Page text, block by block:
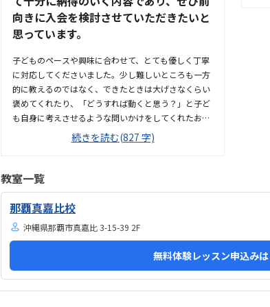
向きに入会を検討させていただきたいと
思っています。
子どものペースや興味に合わせて、とても優しく丁寧
に対応してくださいました。少し難しいところも一方
的に教えるのではなく、できたときは大げさなくらい
褒めてくれたり、「どうすれば動くと思う？」と子ど
も自身に考えさせるような問いかけをしてくれたおか
げで、終始楽しそうに、夢中になって取り組んでいま
した。人見知りなうちの子もすぐに緊張がほぐれ、安
なロブロックスの世界を舞台にしているため、最初か
ら最後まで高いモチベーションで取り組めていまし
た。ただ遊ぶだけでなく、ゲームを作るというプロセ
考力が学べるカリキュラムになっていて素晴らしいと
反映される仕組みも、子どもの「もっと作りたい」と
最寄り駅から近く、大通りを通...
続きを読む(827 字)
教室一覧
那覇真嘉比校
沖縄県那覇市真嘉比 3-15-39 2F
無料体験レッスン申込み